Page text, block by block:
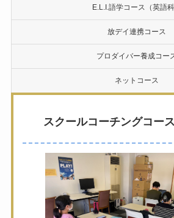
E.L.I.語学コース（英語科
放デイ連携コース
プロダイバー養成コー
ネットコース
スクールコーチングコー